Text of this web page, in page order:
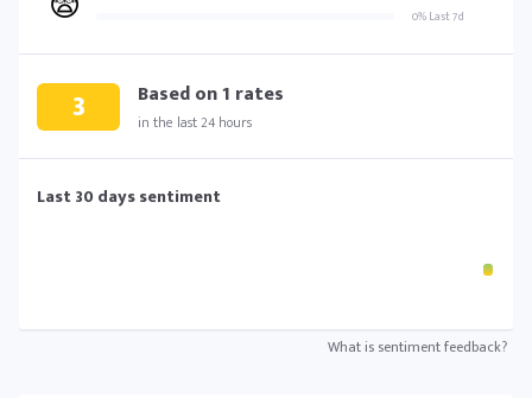
0% Last 7d
3 Based on1 rates
in the last 24 hours
Last 30 days sentiment
What is sentiment feedback?